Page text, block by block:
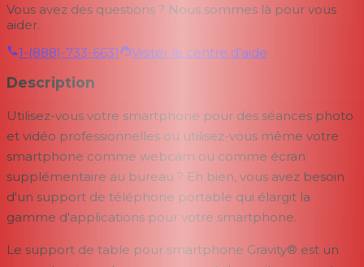
Vous avez des questions ? Nous sommes là pour vous
aider.
1-(888)-733-6631
Visiter le centre d'aide
Description
Utilisez-vous votre smartphone pour des séances photo
et vidéo professionnelles ou utilisez-vous même votre
smartphone comme webcam ou comme écran
supplémentaire au bureau ? Eh bien, vous avez besoin
d'un support de téléphone portable qui élargit la
gamme d'applications pour votre smartphone.
Le support de table pour smartphone Gravity® est un